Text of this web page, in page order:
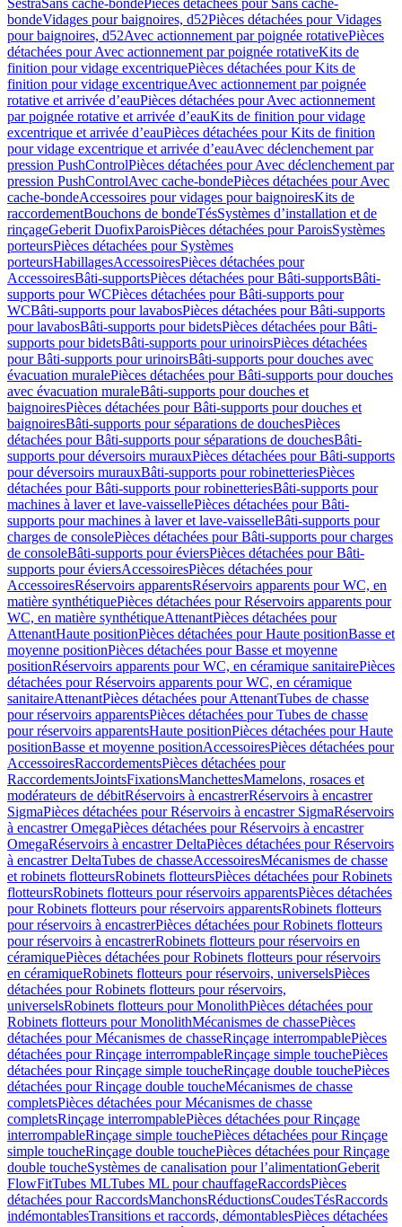
SestraSans cache-bondePièces détachées pour Sans cache-
bondeVidages pour baignoires, d52Pièces détachées pour Vidages
pour baignoires, d52Avec actionnement par poignée rotativePièces
détachées pour Avec actionnement par poignée rotativeKits de
finition pour vidage excentriquePièces détachées pour Kits de
finition pour vidage excentriqueAvec actionnement par poignée
rotative et arrivée d’eauPièces détachées pour Avec actionnement
par poignée rotative et arrivée d’eauKits de finition pour vidage
excentrique et arrivée d’eauPièces détachées pour Kits de finition
pour vidage excentrique et arrivée d’eauAvec déclenchement par
pression PushControlPièces détachées pour Avec déclenchement par
pression PushControlAvec cache-bondePièces détachées pour Avec
cache-bondeAccessoires pour vidages pour baignoiresKits de
raccordementBouchons de bondeTésSystèmes d’installation et de
rinçageGeberit DuofixParoisPièces détachées pour ParoisSystèmes
porteursPièces détachées pour Systèmes
porteursHabillagesAccessoiresPièces détachées pour
AccessoiresBâti-supportsPièces détachées pour Bâti-supportsBâti-
supports pour WCPièces détachées pour Bâti-supports pour
WCBâti-supports pour lavabosPièces détachées pour Bâti-supports
pour lavabosBâti-supports pour bidetsPièces détachées pour Bâti-
supports pour bidetsBâti-supports pour urinoirsPièces détachées
pour Bâti-supports pour urinoirsBâti-supports pour douches avec
évacuation muralePièces détachées pour Bâti-supports pour douches
avec évacuation muraleBâti-supports pour douches et
baignoiresPièces détachées pour Bâti-supports pour douches et
baignoiresBâti-supports pour séparations de douchesPièces
détachées pour Bâti-supports pour séparations de douchesBâti-
supports pour déversoirs murauxPièces détachées pour Bâti-supports
pour déversoirs murauxBâti-supports pour robinetteriesPièces
détachées pour Bâti-supports pour robinetteriesBâti-supports pour
machines à laver et lave-vaissellePièces détachées pour Bâti-
supports pour machines à laver et lave-vaisselleBâti-supports pour
charges de consolePièces détachées pour Bâti-supports pour charges
de consoleBâti-supports pour éviersPièces détachées pour Bâti-
supports pour éviersAccessoiresPièces détachées pour
AccessoiresRéservoirs apparentsRéservoirs apparents pour WC, en
matière synthétiquePièces détachées pour Réservoirs apparents pour
WC, en matière synthétiqueAttenantPièces détachées pour
AttenantHaute positionPièces détachées pour Haute positionBasse et
moyenne positionPièces détachées pour Basse et moyenne
positionRéservoirs apparents pour WC, en céramique sanitairePièces
détachées pour Réservoirs apparents pour WC, en céramique
sanitaireAttenantPièces détachées pour AttenantTubes de chasse
pour réservoirs apparentsPièces détachées pour Tubes de chasse
pour réservoirs apparentsHaute positionPièces détachées pour Haute
positionBasse et moyenne positionAccessoiresPièces détachées pour
AccessoiresRaccordementsPièces détachées pour
RaccordementsJointsFixationsManchettesMamelons, rosaces et
modérateurs de débitRéservoirs à encastrerRéservoirs à encastrer
SigmaPièces détachées pour Réservoirs à encastrer SigmaRéservoirs
à encastrer OmegaPièces détachées pour Réservoirs à encastrer
OmegaRéservoirs à encastrer DeltaPièces détachées pour Réservoirs
à encastrer DeltaTubes de chasseAccessoiresMécanismes de chasse
et robinets flotteursRobinets flotteursPièces détachées pour Robinets
flotteursRobinets flotteurs pour réservoirs apparentsPièces détachées
pour Robinets flotteurs pour réservoirs apparentsRobinets flotteurs
pour réservoirs à encastrerPièces détachées pour Robinets flotteurs
pour réservoirs à encastrerRobinets flotteurs pour réservoirs en
céramiquePièces détachées pour Robinets flotteurs pour réservoirs
en céramiqueRobinets flotteurs pour réservoirs, universelsPièces
détachées pour Robinets flotteurs pour réservoirs,
universelsRobinets flotteurs pour MonolithPièces détachées pour
Robinets flotteurs pour MonolithMécanismes de chassePièces
détachées pour Mécanismes de chasseRinçage interrompablePièces
détachées pour Rinçage interrompableRinçage simple touchePièces
détachées pour Rinçage simple toucheRinçage double touchePièces
détachées pour Rinçage double toucheMécanismes de chasse
completsPièces détachées pour Mécanismes de chasse
completsRinçage interrompablePièces détachées pour Rinçage
interrompableRinçage simple touchePièces détachées pour Rinçage
simple toucheRinçage double touchePièces détachées pour Rinçage
double toucheSystèmes de canalisation pour l’alimentationGeberit
FlowFitTubes MLTubes ML pour chauffageRaccordsPièces
détachées pour RaccordsManchonsRéductionsCoudesTésRaccords
indémontablesTransitions et raccords, démontablesPièces détachées